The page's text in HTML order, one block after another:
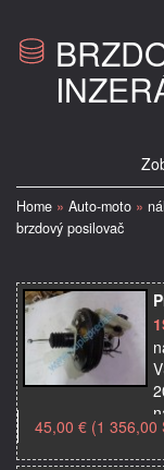
Home » Auto-moto »
brzdový posilovač
45,00 € (1 356,00